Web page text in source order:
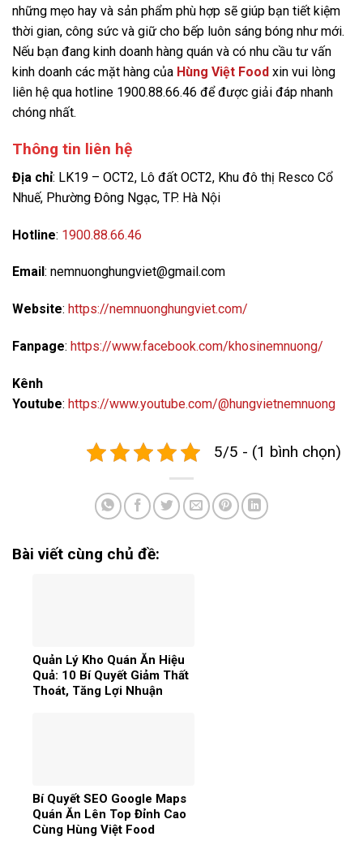
những mẹo hay và sản phẩm phù hợp sẽ giúp bạn tiết kiệm
thời gian, công sức và giữ cho bếp luôn sáng bóng như mới.
Nếu bạn đang kinh doanh hàng quán và có nhu cầu tư vấn
kinh doanh các mặt hàng của Hùng Việt Food xin vui lòng
liên hệ qua hotline 1900.88.66.46 để được giải đáp nhanh
chóng nhất.
Thông tin liên hệ
Địa chỉ: LK19 – OCT2, Lô đất OCT2, Khu đô thị Resco Cổ
Nhuế, Phường Đông Ngạc, TP. Hà Nội
Hotline: 1900.88.66.46
Email : nemnuonghungviet@gmail.com
Website: https://nemnuonghungviet.com/
Fanpage: https://www.facebook.com/khosinemnuong/
Kênh
Youtube: https://www.youtube.com/@hungvietnemnuong
5/5 - (1 bình chọn)
Bài viết cùng chủ đề:
Quản Lý Kho Quán Ăn Hiệu
Quả: 10 Bí Quyết Giảm Thất
Thoát, Tăng Lợi Nhuận
Bí Quyết SEO Google Maps
Quán Ăn Lên Top Đỉnh Cao
Cùng Hùng Việt Food